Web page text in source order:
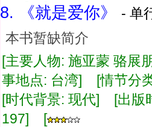
8. 《就是爱你》
- 单
本书暂缺简介
[主要人物: 施亚蒙 骆展
事地点: 台湾] [情节分
[时代背景: 现代] [出
197] [